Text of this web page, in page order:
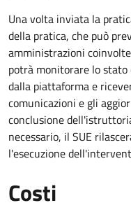
Una volta inviata la
della pratica, che può
amministrazioni
potrà monitorare lo
dalla piattaforma e
comunicazioni e gli
conclusione
necessario, il SUE
l'esecuzione
Costi